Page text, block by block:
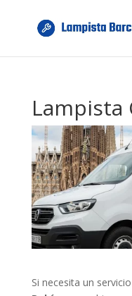
Lampista
Si necesita un